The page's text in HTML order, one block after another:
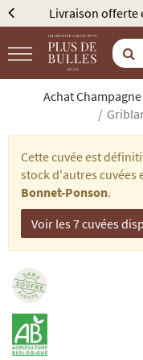
(France)
Achat
Cette cuvée est
stock d'autres cuvées
Bonnet-Ponson.
Voir les 7 cuvées